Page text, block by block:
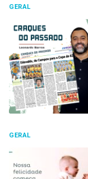
GERAL
GERAL